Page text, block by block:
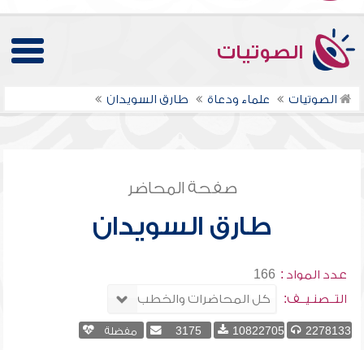
الصوتيات
الصوتيات علماء ودعاة طارق السويدان
صفحة المحاضر
طارق السويدان
عدد المواد : 166
التــصنـيــف:
2278133
10822705
3175 مفضلة